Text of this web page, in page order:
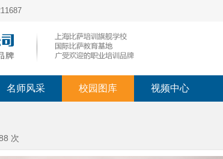
名师风采 校园图库 视频中心
次